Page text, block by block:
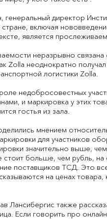
директор
включая
является
неразрывно связана
Zolla неоднократно
логистики Zolla.
недобросовестных
и маркировка у этих
гостья из зала.
мнением
для участников
значительно выше,
больше, чем рубль, на
поставщиков ТСД. Это
на ценах
Лансибергис также
Если говорить про